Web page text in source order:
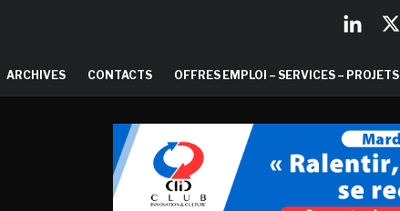
ARCHIVES CONTACTS OFFRES EMPLOI – SERVICES – PROJETS